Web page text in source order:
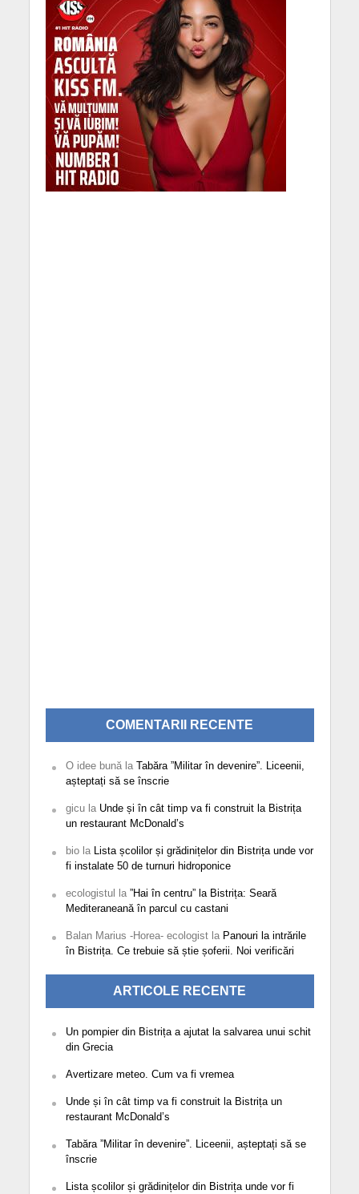
COMENTARII RECENTE
O idee bunăla Tabăra ”Militar în devenire”. Liceenii,
așteptați să se înscrie
gicula Unde și în cât timp va fi construit la Bistrița
un restaurant McDonald’s
biola Lista școlilor și grădinițelor din Bistrița unde vor
fi instalate 50 de turnuri hidroponice
ecologistul la ”Hai în centru” la Bistrița: Seară
Mediteraneană în parcul cu castani
Balan Marius -Horea- ecologistla Panouri la intrările
în Bistrița. Ce trebuie să știe șoferii. Noi verificări
ARTICOLE RECENTE
Un pompier din Bistrița a ajutat la salvarea unui schit
din Grecia
Avertizare meteo. Cum va fi vremea
Unde și în cât timp va fi construit la Bistrița un
restaurant McDonald’s
Tabăra ”Militar în devenire”. Liceenii, așteptați să se
înscrie
Lista școlilor și grădinițelor din Bistrița unde vor fi